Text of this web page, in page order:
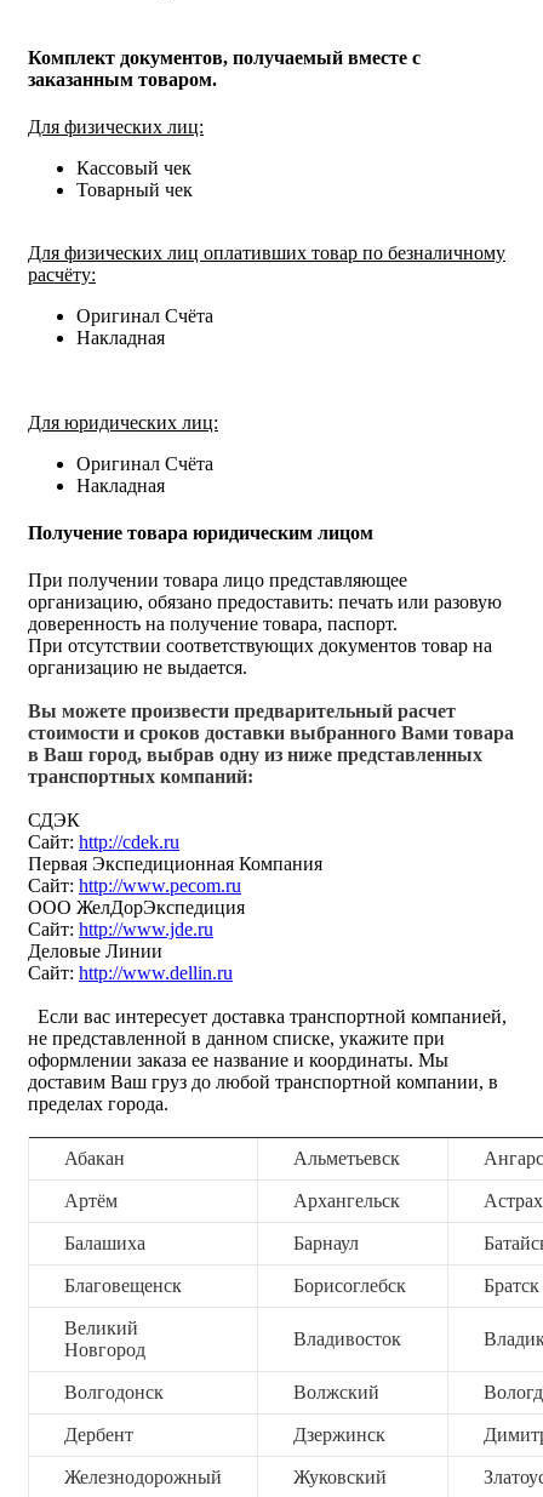
Комплект документов, получаемый вместе с
заказанным товаром.
Для физических лиц:
Кассовый чек
Товарный чек
Для физических лиц оплативших товар по безналичному
расчёту:
Оригинал Счёта
Накладная
Для юридических лиц:
Оригинал Счёта
Накладная
Получение товара юридическим лицом
При получении товара лицо представляющее
организацию, обязано предоставить: печать или разовую
доверенность на получение товара, паспорт.
При отсутствии соответствующих документов товар на
организацию не выдается.
Вы можете произвести предварительный расчет
стоимости и сроков доставки выбранного Вами товара
в Ваш город, выбрав одну из ниже представленных
транспортных компаний:
СДЭК
Сайт: http://cdek.ru
Первая Экспедиционная Компания
Сайт: http://www.pecom.ru
ООО ЖелДорЭкспедиция
Сайт: http://www.jde.ru
Деловые Линии
Сайт: http://www.dellin.ru
Если вас интересует доставка транспортной компанией,
не представленной в данном списке, укажите при
оформлении заказа ее название и координаты. Мы
доставим Ваш груз до любой транспортной компании, в
пределах города.
Абакан Альметьевск
Артём Архангельск
Балашиха Барнаул
Благовещенск Борисоглебск Братск
Великий
Новгород
Владивосток
Волгодонск Волжский
Дербент Дзержинск
Железнодорожный Жуковский